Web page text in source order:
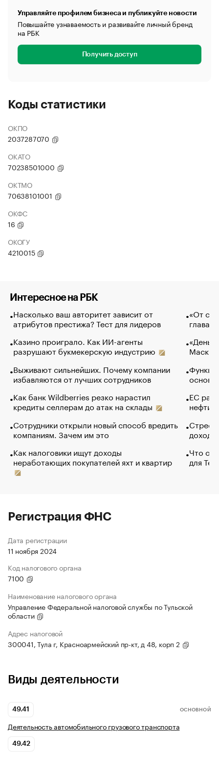
Управляйте профилем бизнеса и публикуйте новости
Повышайте узнаваемость и развивайте личный бренд
на РБК
Получить доступ
Коды статистики
ОКПО
2037287070
ОКАТО
70238501000
ОКТМО
70638101001
ОКФС
16
ОКОГУ
4210015
Интересное на РБК
Насколько ваш авторитет зависит от
атрибутов престижа? Тест для лидеров
Казино проиграло. Как ИИ-агенты
разрушают букмекерскую индустрию
Выживают сильнейших. Почему компании
избавляются от лучших сотрудников
Как банк Wildberries резко нарастил
кредиты селлерам до атак на склады
Сотрудники открыли новый способ вредить
компаниям. Зачем им это
Как налоговики ищут доходы
неработающих покупателей яхт и квартир
«От
глава
Маск в
основ
ЕС
нефти
Что
для
Регистрация ФНС
Дата регистрации
11 ноября 2024
Код налогового органа
7100
Наименование налогового органа
Управление Федеральной налоговой службы по Тульской
области
Адрес налоговой
300041, Тула г, Красноармейский пр-кт, д 48, корп 2
Виды деятельности
49.41 ОСНОВНОЙ
Деятельность автомобильного грузового транспорта
49.42